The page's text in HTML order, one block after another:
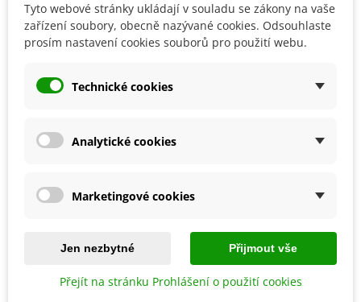
Detaily produktu
Tyto webové stránky ukládají v souladu se zákony na vaše
zařízení soubory, obecně nazývané cookies. Odsouhlaste
prosím nastavení cookies souborů pro použití webu.
Technické cookies
Analytické cookies
Marketingové cookies
Jen nezbytné Přijmout vše
Přejít na stránku Prohlášení o použití cookies